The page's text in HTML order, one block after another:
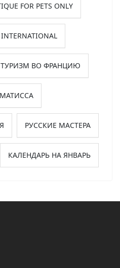
FOR PETS ONLY
ТУРИЗМ ВО ФРАНЦИЮ
РУССКИЕ МАСТЕРА
КАЛЕНДАРЬ НА ЯНВАРЬ